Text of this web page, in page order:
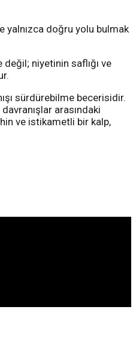
yalnızca doğru yolu bulmak
niyetinin saflığı ve
sürdürebilme becerisidir.
arasındaki
ve istikametli bir kalp,